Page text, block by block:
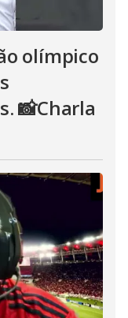
olímpico
📸Charla